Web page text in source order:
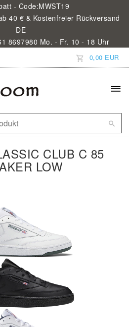
- Code:MWST19
40 € & Kostenfreier Rückversand
DE
8697980 Mo. - Fr. 10 - 18 Uhr
0,00 EUR
CLUB C 85
LOW